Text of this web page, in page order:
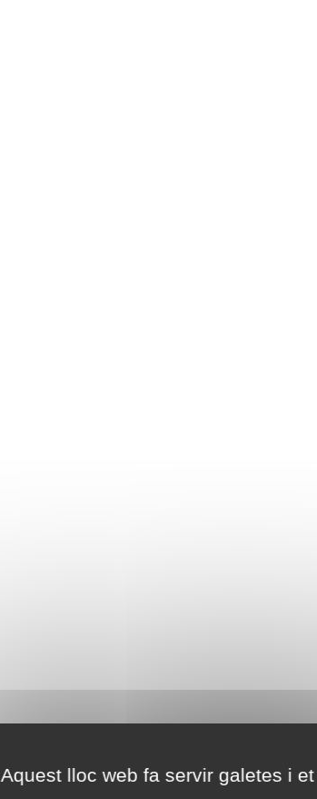
Aquest lloc web fa servir galetes i